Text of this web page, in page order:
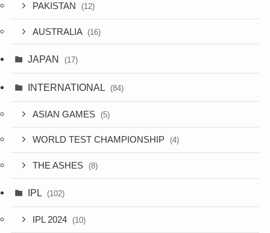
PAKISTAN (12)
AUSTRALIA (16)
JAPAN (17)
INTERNATIONAL (84)
ASIAN GAMES (5)
WORLD TEST CHAMPIONSHIP (4)
THE ASHES (8)
IPL (102)
IPL 2024 (10)